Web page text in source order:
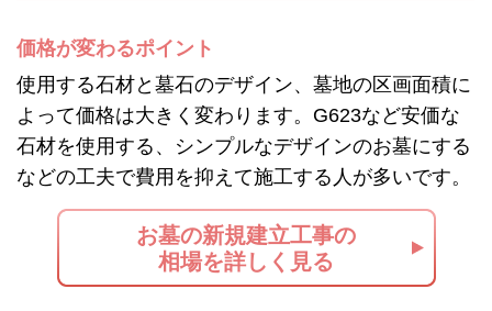
価格が変わるポイント
使用する石材と墓石のデザイン、墓地の区画面積に
よって価格は大きく変わります。G623など安価な
石材を使用する、シンプルなデザインのお墓にする
などの工夫で費用を抑えて施工する人が多いです。
お墓の新規建立工事の
相場を詳しく見る